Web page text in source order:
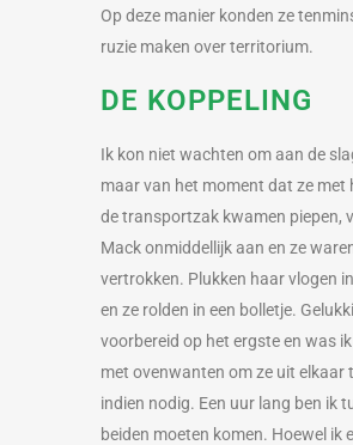
Op deze manier konden ze
ruzie maken over territorium.
DE KOPPELING
Ik kon niet wachten om aan de
maar van het moment dat ze met
de transportzak kwamen piepen,
Mack onmiddellijk aan en ze
vertrokken. Plukken haar vlogen
en ze rolden in een bolletje.
voorbereid op het ergste en was
met ovenwanten om ze uit elkaar
indien nodig. Een uur lang ben ik
beiden moeten komen. Hoewel ik